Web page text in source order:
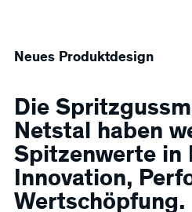
Neues Produktdesign
Die
Netstal haben
Spitzenwerte in
Innovation,
Wertschöpfung.